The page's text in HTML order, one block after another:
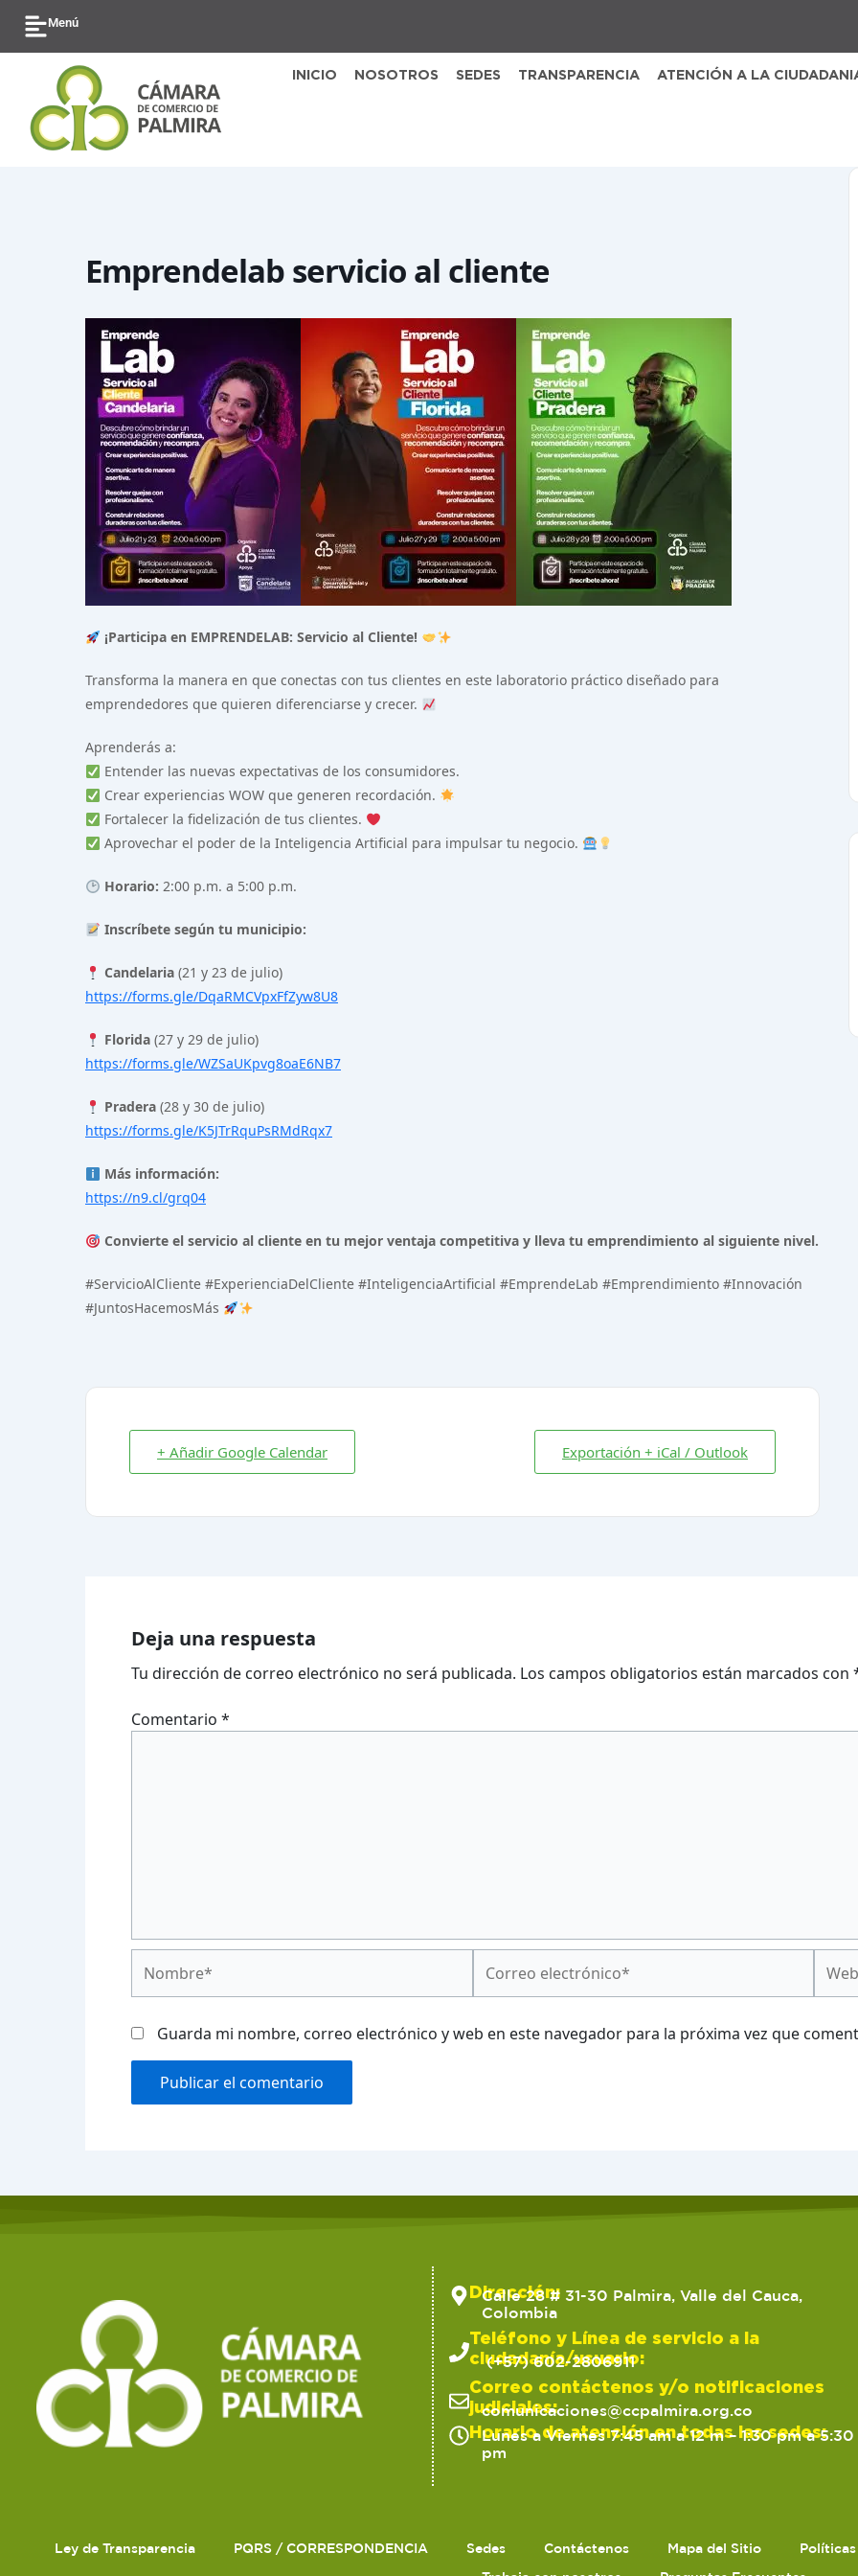
contenido
Menú
INICIO NOSOTROS SEDES TRANSPARENCIA ATENCIÓN A LA
Emprendelab servicio al cliente
¡Participa en EMPRENDELAB: Servicio al Cliente!
Transforma la manera en que conectas con tus clientes en este laboratorio práctico diseñado para
emprendedores que quieren diferenciarse y crecer.
Aprenderás a:
Entender las nuevas expectativas de los consumidores.
Crear experiencias WOW que generen recordación.
Fortalecer la fidelización de tus clientes.
Aprovechar el poder de la Inteligencia Artificial para impulsar tu negocio.
Horario: 2:00 p.m. a 5:00 p.m.
Inscríbete según tu municipio:
Candelaria(21 y 23 de julio)
https://forms.gle/DqaRMCVpxFfZyw8U8
Florida(27 y 29 de julio)
https://forms.gle/WZSaUKpvg8oaE6NB7
Pradera(28 y 30 de julio)
https://forms.gle/K5JTrRquPsRMdRqx7
Más información:
https://n9.cl/grq04
Convierte el servicio al cliente en tu mejor ventaja competitiva y lleva tu emprendimiento al siguiente nivel.
#ServicioAlCliente #ExperienciaDelCliente #InteligenciaArtificial #EmprendeLab #Emprendimiento #Innovación
#JuntosHacemosMás
+ Añadir Google Calendar Exportación + iCal / Outlook
Deja una respuesta
Tu dirección de correo electrónico no será publicada. Los campos obligatorios están marcados con
Comentario *
electrónico*
Guarda mi nombre, correo electrónico y web en este navegador para la próxima vez que
Dirección:
Calle 28 # 31-30 Palmira, Valle del Cauca,
Colombia
Teléfono y Línea de servicio a la
ciudadanía/usuario:
(+57) 602-2806911
Correo contáctenos y/o notificaciones
judiciales:
comunicaciones@ccpalmira.org.co
Horario de atención en todas las sedes:
Lunes a Viernes 7:45 am a 12 m – 1:30 pm a 5:30
pm
Ley de Transparencia PQRS / CORRESPONDENCIA Sedes Contáctenos Mapa del Sitio